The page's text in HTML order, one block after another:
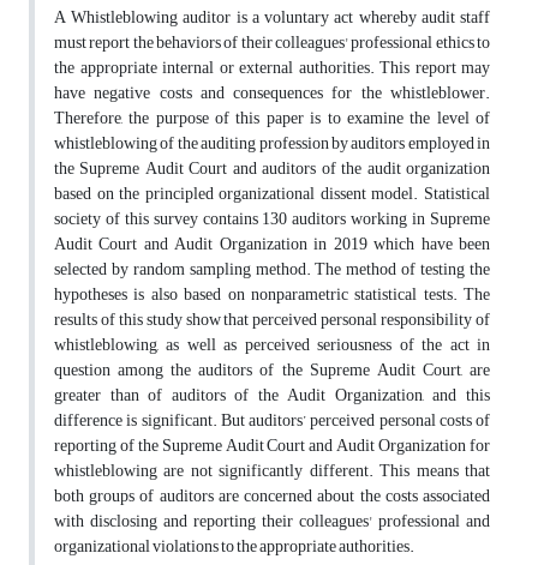
A Whistleblowing auditor is a voluntary act whereby audit staff
must report the behaviors of their colleagues' professional ethics to
the appropriate internal or external authorities. This report may
have negative costs and consequences for the whistleblower.
Therefore, the purpose of this paper is to examine the level of
whistleblowing of the auditing profession by auditors employed in
the Supreme Audit Court and auditors of the audit organization
based on the principled organizational dissent model. Statistical
society of this survey contains 130 auditors working in Supreme
Audit Court and Audit Organization in 2019 which have been
selected by random sampling method. The method of testing the
hypotheses is also based on nonparametric statistical tests. The
results of this study show that perceived personal responsibility of
whistleblowing, as well as perceived seriousness of the act in
question among the auditors of the Supreme Audit Court, are
greater than of auditors of the Audit Organization, and this
difference is significant. But auditors’ perceived personal costs of
reporting of the Supreme Audit Court and Audit Organization for
whistleblowing are not significantly different. This means that
both groups of auditors are concerned about the costs associated
with disclosing and reporting their colleagues' professional and
organizational violations to the appropriate authorities.